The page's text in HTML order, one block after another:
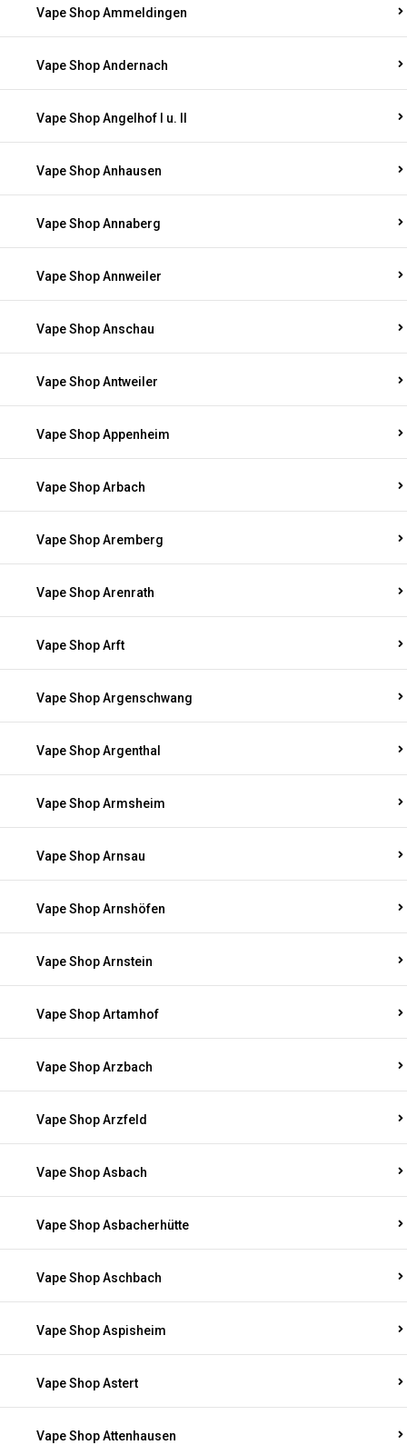
Vape Shop Ammeldingen
Vape Shop Andernach
Vape Shop Angelhof I u. II
Vape Shop Anhausen
Vape Shop Annaberg
Vape Shop Annweiler
Vape Shop Anschau
Vape Shop Antweiler
Vape Shop Appenheim
Vape Shop Arbach
Vape Shop Aremberg
Vape Shop Arenrath
Vape Shop Arft
Vape Shop Argenschwang
Vape Shop Argenthal
Vape Shop Armsheim
Vape Shop Arnsau
Vape Shop Arnshöfen
Vape Shop Arnstein
Vape Shop Artamhof
Vape Shop Arzbach
Vape Shop Arzfeld
Vape Shop Asbach
Vape Shop Asbacherhütte
Vape Shop Aschbach
Vape Shop Aspisheim
Vape Shop Astert
Vape Shop Attenhausen